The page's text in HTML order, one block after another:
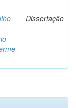
Dissertação